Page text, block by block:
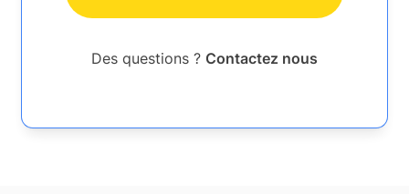
Des questions ? Contactez nous